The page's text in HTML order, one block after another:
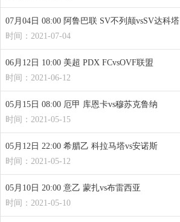
07月04日 08:00 阿鲁巴联 SV不列颠vsSV达科塔
时间：2021-07-04
06月12日 10:00 美超 PDX FCvsOVF联盟
时间：2021-06-12
05月15日 08:00 厄甲 库恩卡vs穆苏克鲁纳
时间：2021-05-15
05月12日 22:00 希腊乙 科拉马塔vs安诺斯
时间：2021-05-12
05月10日 20:00 意乙 蒙扎vs布雷西亚
时间：2021-05-10